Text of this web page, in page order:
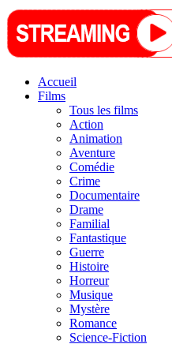
Accueil
Films
Tous les films
Action
Animation
Aventure
Comédie
Crime
Documentaire
Drame
Familial
Fantastique
Guerre
Histoire
Horreur
Musique
Mystère
Romance
Science-Fiction